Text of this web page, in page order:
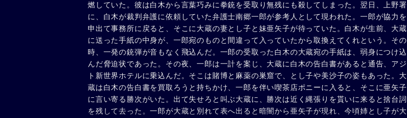
燃していた。彼は白木から言葉巧みに拳銃を受取り無残にも殺してしまった。翌日、上野署
に、白木が裁判弁護に依頼していた弁護士南郷一郎が参考人として現われた。一郎が協力を
申出て事務所に戻ると、そこに大蔵の妻とし子と妹亜矢子が待っていた。白木が生前、大蔵
に送った手紙の中身が、一郎宛のものと間違って入っていたから取換えてくれという。その
時、一発の銃弾が音もなく飛込んだ。一郎の受取った白木の大蔵宛の手紙は、弱身につけ込
んだ脅迫状であった。その夜、一郎は一計を案じ、大蔵に白木の告白書があると通告、アジ
ト新世界ホテルに乗込んだ。そこは賭博と麻薬の巣窟で、とし子や美沙子の姿もあった。大
蔵は白木の告白書を買取ろうと持ちかけ、一郎を伴い喫茶店ポニーに入ると、そこに亜矢子
に言い寄る勝次がいた。出て失せろと叫ぶ大蔵に、勝次は近く縄張りを貰いに来ると捨台詞
を残して去った。一郎が大蔵と別れて表へ出ると暗闇から亜矢子が現れ、今頃姉とし子が大